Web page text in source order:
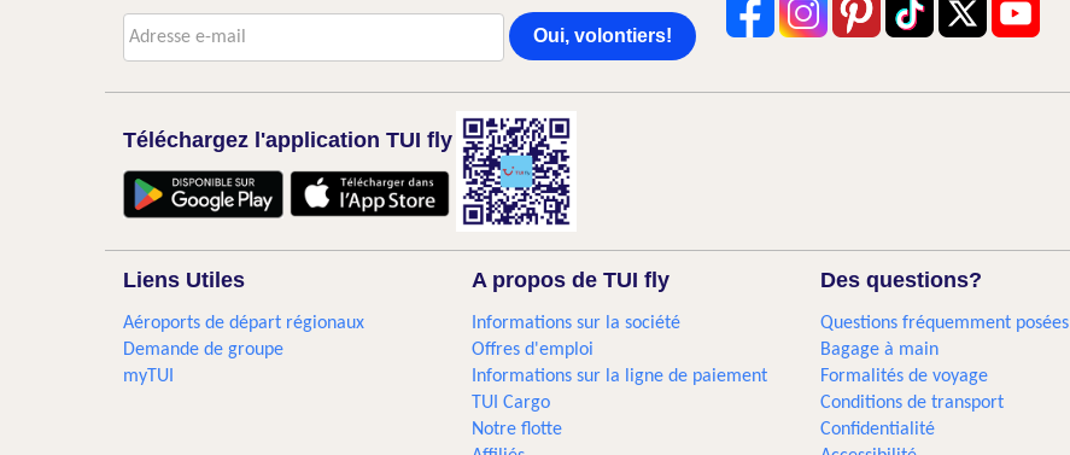
Oui, volontiers!
Téléchargez l'application TUI fly
Liens Utiles
Aéroports de départ régionaux
Demande de groupe
myTUI
A propos de TUI fly
Informations sur la société
Offres d'emploi
Informations sur la ligne de paiement
TUI Cargo
Notre flotte
Des questions?
Questions fréquemment posées
Bagage à main
Formalités de voyage
Conditions de transport
Confidentialité